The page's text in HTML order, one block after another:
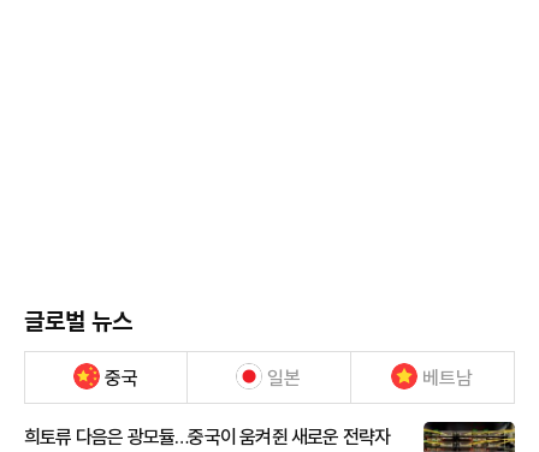
글로벌 뉴스
중국 일본 베트남
희토류 다음은 광모듈…중국이 움켜쥔 새로운 전략자